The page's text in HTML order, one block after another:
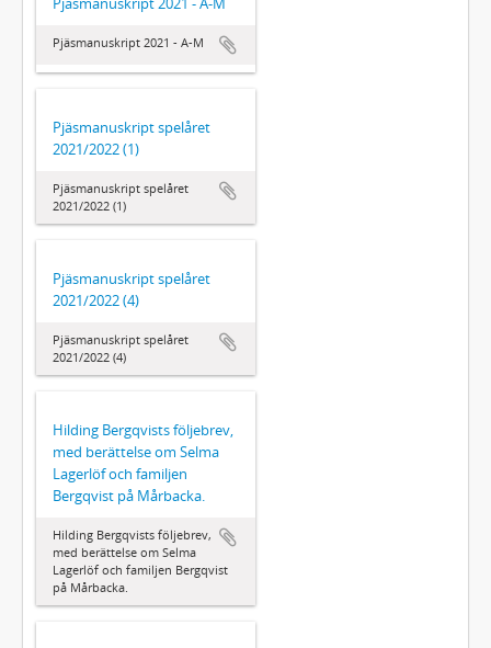
Pjäsmanuskript 2021 - A-M
Pjäsmanuskript spelåret
2021/2022 (1)
Pjäsmanuskript spelåret
2021/2022 (1)
Pjäsmanuskript spelåret
2021/2022 (4)
Pjäsmanuskript spelåret
2021/2022 (4)
Hilding Bergqvists följebrev,
med berättelse om Selma
Lagerlöf och familjen
Bergqvist på Mårbacka.
Hilding Bergqvists följebrev,
med berättelse om Selma
Lagerlöf och familjen Bergqvist
på Mårbacka.